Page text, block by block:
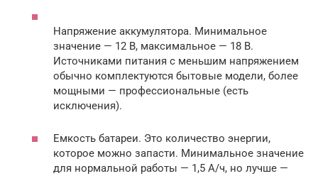
Напряжение аккумулятора. Минимальное
значение — 12 В, максимальное — 18 В.
Источниками питания с меньшим напряжением
обычно комплектуются бытовые модели, более
мощными — профессиональные (есть
исключения).
Емкость батареи. Это количество энергии,
которое можно запасти. Минимальное значение
для нормальной работы — 1,5 А/ч, но лучше —